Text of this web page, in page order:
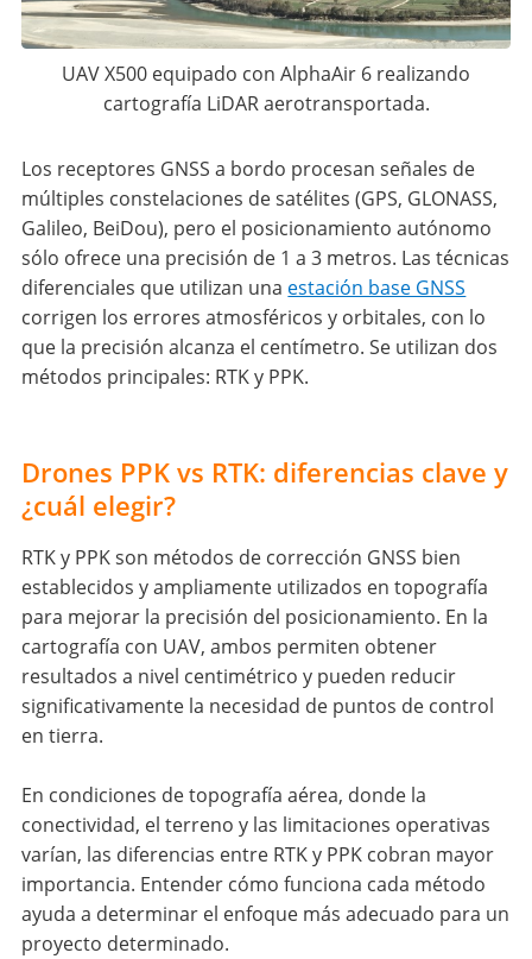
UAV X500 equipado con AlphaAir 6 realizando
cartografía LiDAR aerotransportada.
Los receptores GNSS a bordo procesan señales de
múltiples constelaciones de satélites (GPS, GLONASS,
Galileo, BeiDou), pero el posicionamiento autónomo
sólo ofrece una precisión de 1 a 3 metros. Las técnicas
diferenciales que utilizan una estación base GNSS
corrigen los errores atmosféricos y orbitales, con lo
que la precisión alcanza el centímetro. Se utilizan dos
métodos principales: RTK y PPK.
Drones PPK vs RTK: diferencias clave y
¿cuál elegir?
RTK y PPK son métodos de corrección GNSS bien
establecidos y ampliamente utilizados en topografía
para mejorar la precisión del posicionamiento. En la
cartografía con UAV, ambos permiten obtener
resultados a nivel centimétrico y pueden reducir
significativamente la necesidad de puntos de control
en tierra.
En condiciones de topografía aérea, donde la
conectividad, el terreno y las limitaciones operativas
varían, las diferencias entre RTK y PPK cobran mayor
importancia. Entender cómo funciona cada método
ayuda a determinar el enfoque más adecuado para un
proyecto determinado.